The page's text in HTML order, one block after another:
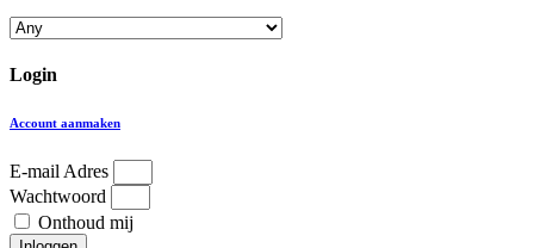
Login
Account aanmaken
E-mail Adres
Wachtwoord
Onthoud mij